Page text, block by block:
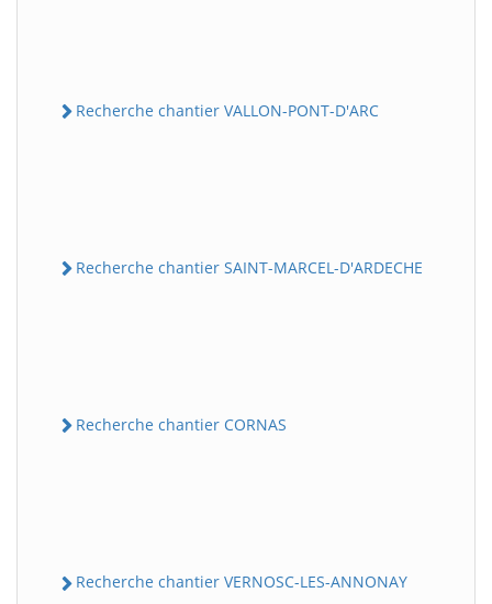
Recherche chantier VALLON-PONT-D'ARC
Recherche chantier SAINT-MARCEL-D'ARDECHE
Recherche chantier CORNAS
Recherche chantier VERNOSC-LES-ANNONAY